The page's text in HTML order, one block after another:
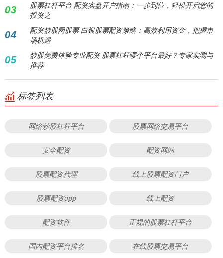
03
股票杠杆平台 配资实盘开户指南：一步到位，轻松开启您的
投资之
04
配资炒股网股票 白银股票配资策略：高效利用资金，把握市
场机遇
05
炒股免费体验专业配资 股票杠杆哪个平台最好？专家实测与
推荐
标签列表
网络炒股杠杆平台 股票网络交易平台
安全配资 配资网站
股票配资代理 线上股票配资门户
股票配资app 线上配资
配资软件 正规的股票杠杆平台
国内配资平台排名 在线股票交易平台